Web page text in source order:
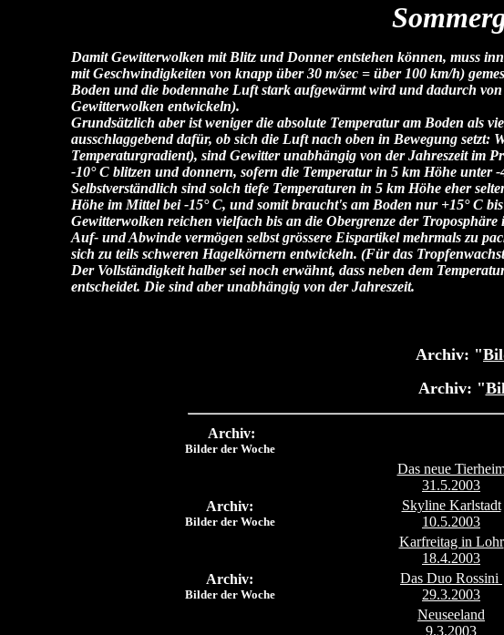
Damit Gewitterwolken mit Blitz und Donner entstehen können, muss
mit Geschwindigkeiten von knapp über 30 m/sec = über 100 km/h)
Boden und die bodennahe Luft stark aufgewärmt wird und dadurch
Gewitterwolken entwickeln).
Grundsätzlich aber ist weniger die absolute Temperatur am Boden als
ausschlaggebend dafür, ob sich die Luft nach oben in Bewegung setzt:
Temperaturgradient), sind Gewitter unabhängig von der Jahreszeit im
-10° C blitzen und donnern, sofern die Temperatur in 5 km Höhe unter
Selbstverständlich sind solch tiefe Temperaturen in 5 km Höhe eher
Höhe im Mittel bei -15° C, und somit braucht's am Boden nur +15° C
Gewitterwolken reichen vielfach bis an die Obergrenze der
Auf- und Abwinde vermögen selbst grössere Eispartikel mehrmals zu
sich zu teils schweren Hagelkörnern entwickeln. (Für das
Der Vollständigkeit halber sei noch erwähnt, dass neben dem
entscheidet. Die sind aber unabhängig von der Jahreszeit.
Archiv: "
Archiv: "
Archiv:
Bilder der Woche
Das neue
31.5.2003
Archiv:
Bilder der Woche
Skyline Karlstadt
10.5.2003
Karfreitag in Lohr
18.4.2003
Archiv:
Bilder der Woche
Das Duo Rossini
29.3.2003
Neuseeland
9.3.2003